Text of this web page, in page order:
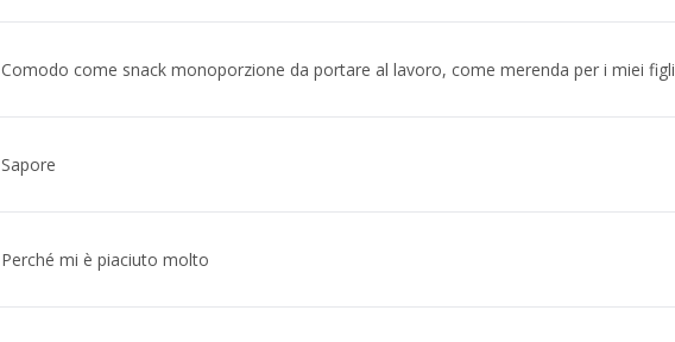
Comodo come snack monoporzione da portare al lavoro, come merenda per i miei figli
Sapore
Perché mi è piaciuto molto